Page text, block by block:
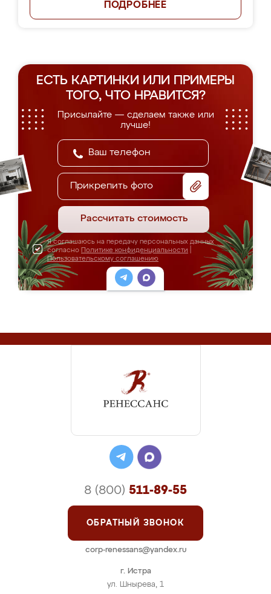
ПОДРОБНЕЕ
ЕСТЬ КАРТИНКИ ИЛИ ПРИМЕРЫ
ТОГО, ЧТО НРАВИТСЯ?
Присылайте — сделаем также или
лучше!
Прикрепить фото
Рассчитать стоимость
Я соглашаюсь на передачу персональных данных
согласно Политике конфиденциальности
Пользовательскому соглашению
г. Истра
ул. Шнырева, 1
8 (800) 511-89-55
ОБРАТНЫЙ ЗВОНОК
corp-renessans@yandex.ru